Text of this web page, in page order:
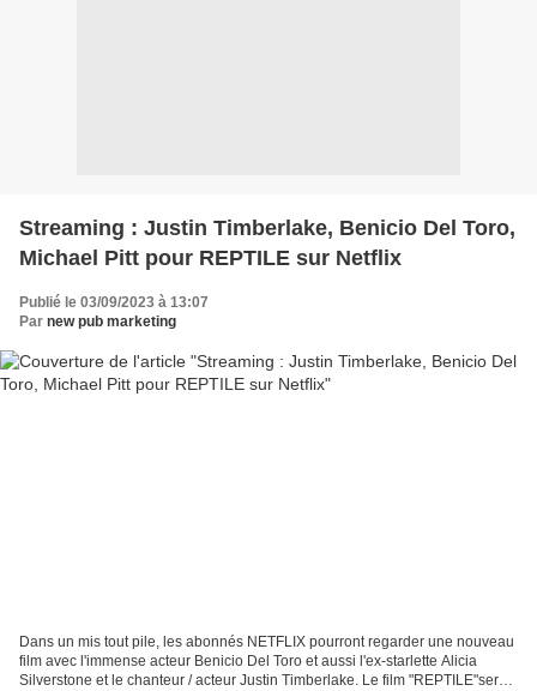
Streaming : Justin Timberlake, Benicio Del Toro,
Michael Pitt pour REPTILE sur Netflix
Publié le 03/09/2023 à 13:07
Par new pub marketing
Dans un mis tout pile, les abonnés NETFLIX pourront regarder une nouveau
film avec l'immense acteur Benicio Del Toro et aussi l'ex-starlette Alicia
Silverstone et le chanteur / acteur Justin Timberlake. Le film "REPTILE"sera